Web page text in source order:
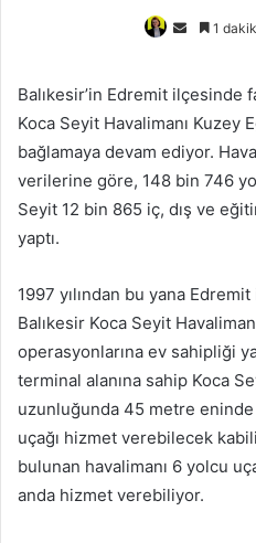
Bir
göndermek
1
Balıkesir’in Edremit ilçesinde
Koca Seyit Havalimanı Kuzey
bağlamaya devam ediyor.
verilerine göre, 148 bin 746
Seyit 12 bin 865 iç, dış ve
yaptı.
1997 yılından bu yana
Balıkesir Koca Seyit
operasyonlarına ev sahipliği
terminal alanına sahip Koca
uzunluğunda 45 metre
uçağı hizmet verebilecek
bulunan havalimanı 6 yolcu
anda hizmet verebiliyor.